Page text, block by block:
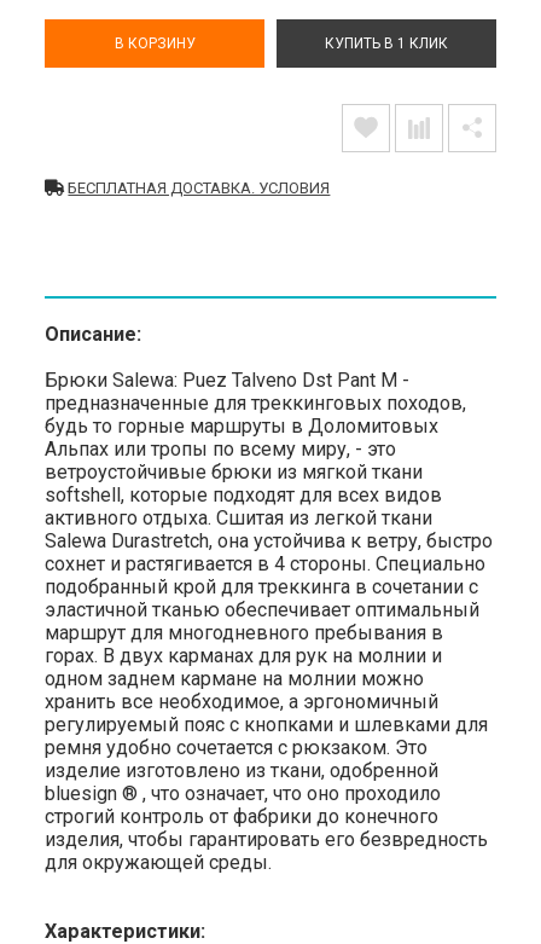
В КОРЗИНУ КУПИТЬ В 1 КЛИК
БЕСПЛАТНАЯ ДОСТАВКА. УСЛОВИЯ
Описание:
Брюки Salewa: Puez Talveno Dst Pant M -
предназначенные для треккинговых походов,
будь то горные маршруты в Доломитовых
Альпах или тропы по всему миру, - это
ветроустойчивые брюки из мягкой ткани
softshell, которые подходят для всех видов
активного отдыха. Сшитая из легкой ткани
Salewa Durastretch, она устойчива к ветру, быстро
сохнет и растягивается в 4 стороны. Специально
подобранный крой для треккинга в сочетании с
эластичной тканью обеспечивает оптимальный
маршрут для многодневного пребывания в
горах. В двух карманах для рук на молнии и
одном заднем кармане на молнии можно
хранить все необходимое, а эргономичный
регулируемый пояс с кнопками и шлевками для
ремня удобно сочетается с рюкзаком. Это
изделие изготовлено из ткани, одобренной
bluesign ® , что означает, что оно проходило
строгий контроль от фабрики до конечного
изделия, чтобы гарантировать его безвредность
для окружающей среды.
Характеристики: